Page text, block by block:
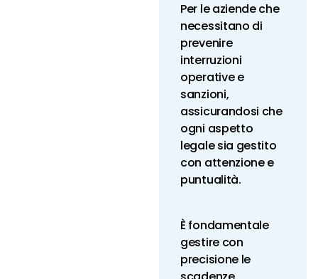
Per le aziende che
necessitano di
prevenire
interruzioni
operative e
sanzioni,
assicurandosi che
ogni aspetto
legale sia gestito
con attenzione e
puntualità.
È fondamentale
gestire con
precisione le